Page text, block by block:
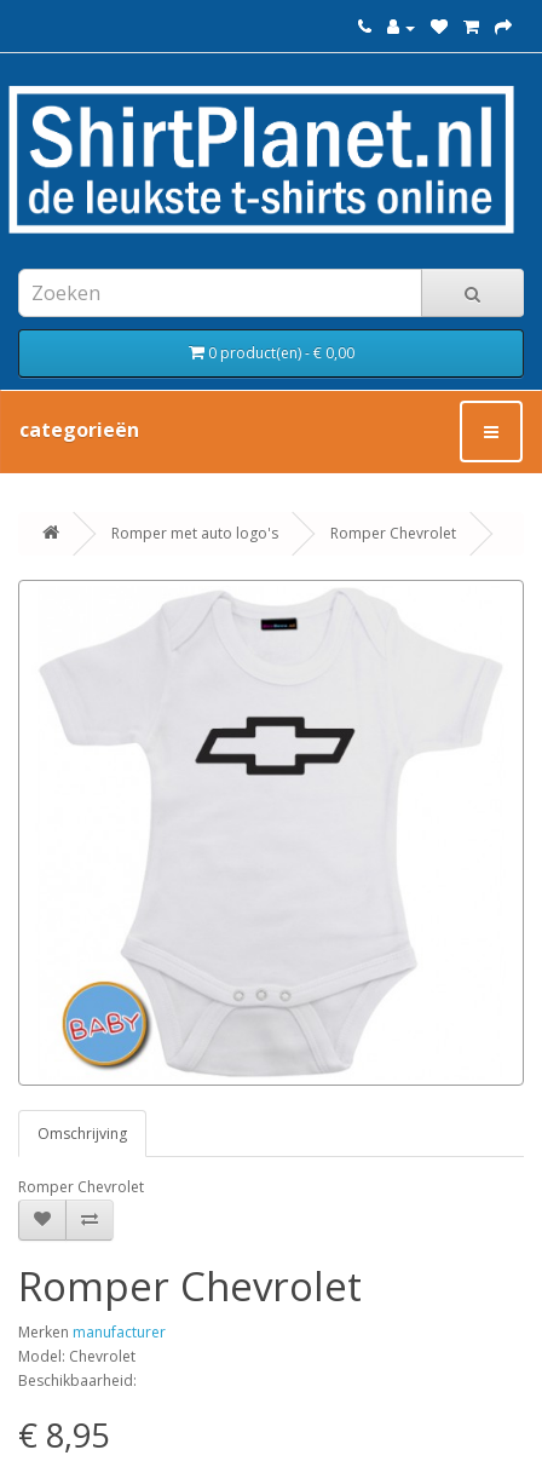
0 product(en) - € 0,00
categorieën
Romper met auto logo's Romper Chevrolet
Omschrijving
Romper Chevrolet
Romper Chevrolet
Merken manufacturer
Model: Chevrolet
Beschikbaarheid:
€ 8,95